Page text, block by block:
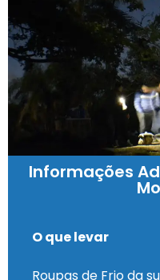
Informações
O que levar
Roupas de Frio da